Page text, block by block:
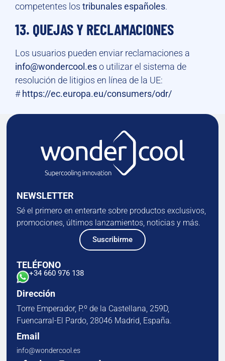
competentes lostribunales españoles.
13. QUEJAS Y RECLAMACIONES
Los usuarios pueden enviar reclamaciones a
info@wondercool.eso utilizar el sistema de
resolución de litigios en línea de la UE:
# https://ec.europa.eu/consumers/odr/
TELÉFONO
+34 660 976 138
Dirección
Torre Emperador, P.º de la Castellana, 259D,
Fuencarral-El Pardo, 28046 Madrid, España.
Email
info@wondercool.es
NEWSLETTER
Sé el primero en enterarte sobre productos exclusivos,
promociones, últimos lanzamientos, noticias y más.
Suscribirme